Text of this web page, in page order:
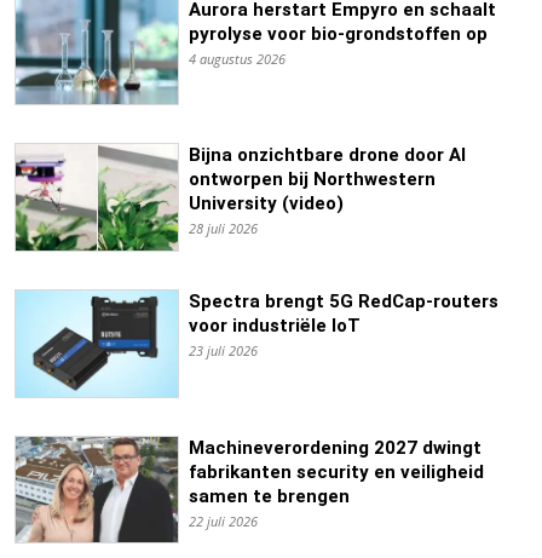
Aurora herstart Empyro en schaalt
pyrolyse voor bio-grondstoffen op
4 augustus 2026
Bijna onzichtbare drone door AI
ontworpen bij Northwestern
University (video)
28 juli 2026
Spectra brengt 5G RedCap-routers
voor industriële IoT
23 juli 2026
Machineverordening 2027 dwingt
fabrikanten security en veiligheid
samen te brengen
22 juli 2026